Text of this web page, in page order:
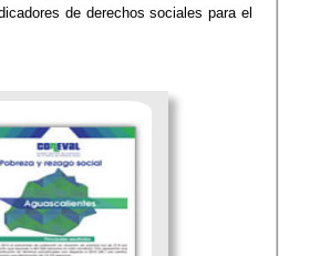
de derechos sociales para el